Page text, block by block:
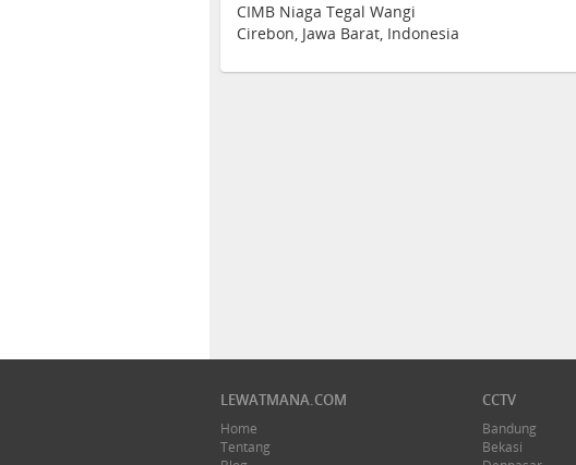
CIMB Niaga Tegal Wangi
Cirebon, Jawa Barat, Indonesia
LEWATMANA.COM
Home
Tentang
CCTV
Bandung
Bekasi